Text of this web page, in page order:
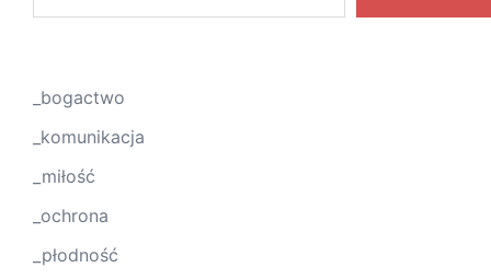
_bogactwo
_komunikacja
_miłość
_ochrona
_płodność